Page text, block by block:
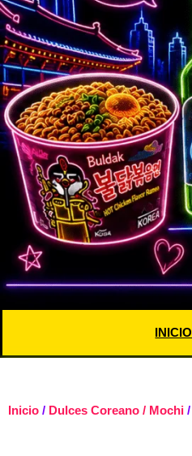
INICIO
Inicio / Dulces Coreano / Mochi